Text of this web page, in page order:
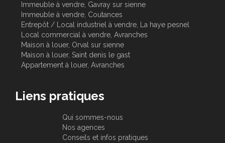
Immeuble à vendre, Gavray sur sienne
Immeuble à vendre, Coutances
Entrepôt / Local industriel à vendre, La haye pesnel
Local commercial à vendre, Avranches
Maison à louer, Orval sur sienne
Maison à louer, Saint denis le gast
Appartement à louer, Avranches
Liens pratiques
Qui sommes-nous
Nos agences
Conseils et infos pratiques